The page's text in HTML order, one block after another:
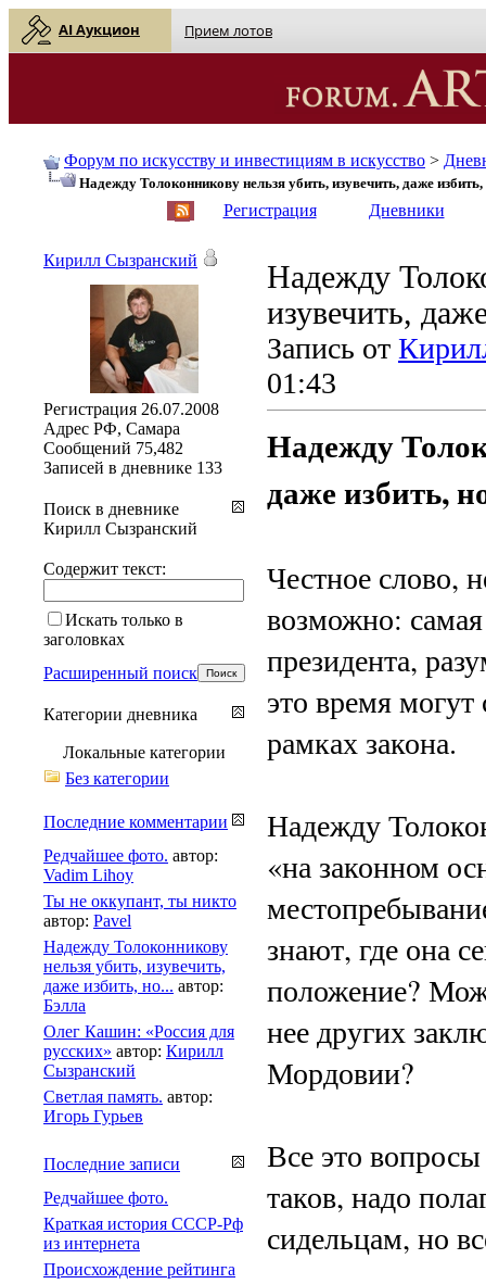
AI Аукцион Прием лотов
Форум по искусству и инвестициям в искусство >
Надежду Толоконникову нельзя убить, изувечить, даже избить,
Регистрация Дневники
Надежду
изувечить,
Запись от
01:43
Надежду
даже избить,
Честное слово,
возможно:
президента,
это время могут
рамках закона.
Надежду
«на законном
знают, где она
положение?
нее других
Мордовии?
Все это
таков, надо
сидельцам, но
Кирилл Сызранский
Регистрация 26.07.2008
Адрес РФ, Самара
Сообщений 75,482
Записей в дневнике 133
Поиск в дневнике
Кирилл Сызранский
Содержит текст:
Искать только в
заголовках
Расширенный поиск
Категории дневника
Локальные категории
Без категории
Последние комментарии
Редчайшее фото. автор:
Vadim Lihoy
Ты не оккупант, ты никто
автор: Pavel
Надежду Толоконникову
нельзя убить, изувечить,
даже избить, но... автор:
Бэлла
Олег Кашин: «Россия для
русских» автор: Кирилл
Сызранский
Светлая память. автор:
Игорь Гурьев
Последние записи
Редчайшее фото.
Краткая история СССР-Рф
из интернета
Происхождение рейтинга